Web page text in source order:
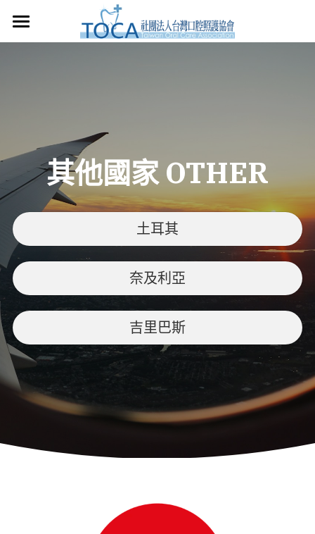
口腔照護專業團隊
口腔照護團隊服務
申請講師授課
課程資訊
課程報名
指導員課程簡介
課程花絮
指導員證書
健康促進服務
志工招募
捐款支持
TOCA商城
繁體中文
繁體中文
English
0282751181
toca_office@toca-tw.org
其他國家 OTHER
土耳其
奈及利亞
吉里巴斯
商品分類
部落格分類